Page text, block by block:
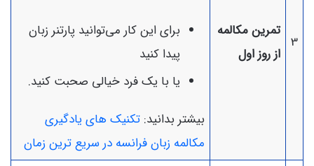
3
تمرین مکالمه
از روز اول
برای این کار می‌توانید پارتنر زبان
پیدا کنید
یا با یک فرد خیالی صحبت کنید.
بیشتر بدانید: تکنیک های یادگیری
مکالمه زبان فرانسه در سریع ترین زمان